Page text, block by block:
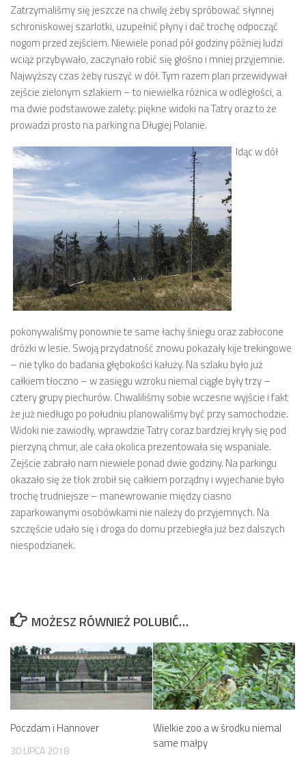
Zatrzymaliśmy się jeszcze na chwilę żeby spróbować słynnej
schroniskowej szarlotki, uzupełnić płyny i dać trochę odpocząć
nogom przed zejściem. Niewiele ponad pół godziny później ludzi
wciąż przybywało, zaczynało robić się głośno i mniej przyjemnie.
Najwyższy czas żeby ruszyć w dół. Tym razem plan przewidywał
zejście zielonym szlakiem – to niewielka różnica w odległości, a
ma dwie podstawowe zalety: piękne widoki na Tatry oraz to że
prowadzi prosto na parking na Długiej Polanie.
Idąc w dół
pokonywaliśmy ponownie te same łachy śniegu oraz zabłocone
dróżki w lesie. Swoją przydatność znowu pokazały kije trekingowe
– nie tylko do badania głębokości kałuży. Na szlaku było już
całkiem tłoczno – w zasięgu wzroku niemal ciągle były trzy –
cztery grupy piechurów. Chwaliliśmy sobie wczesne wyjście i fakt
że już niedługo po południu planowaliśmy być przy samochodzie.
Widoki nie zawiodły, wprawdzie Tatry coraz bardziej kryły się pod
pierzyną chmur, ale cała okolica prezentowała się wspaniale.
Zejście zabrało nam niewiele ponad dwie godziny. Na parkingu
okazało się że tłok zrobił się całkiem porządny i wyjechanie było
trochę trudniejsze – manewrowanie między ciasno
zaparkowanymi osobówkami nie należy do przyjemnych. Na
szczęście udało się i droga do domu przebiegła już bez dalszych
niespodzianek.
MOŻESZ RÓWNIEŻ POLUBIĆ…
Poczdam i Hannover
30 LIPCA 2018
Wielkie zoo a w środku niemal
same małpy